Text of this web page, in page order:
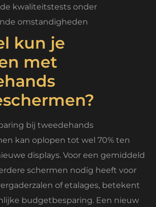
kwaliteitstests onder
omstandigheden
kun je
met
bij tweedehands
kan oplopen tot wel 70% ten
displays. Voor een gemiddeld
schermen nodig heeft voor
of etalages, betekent
budgetbesparing. Een nieuw